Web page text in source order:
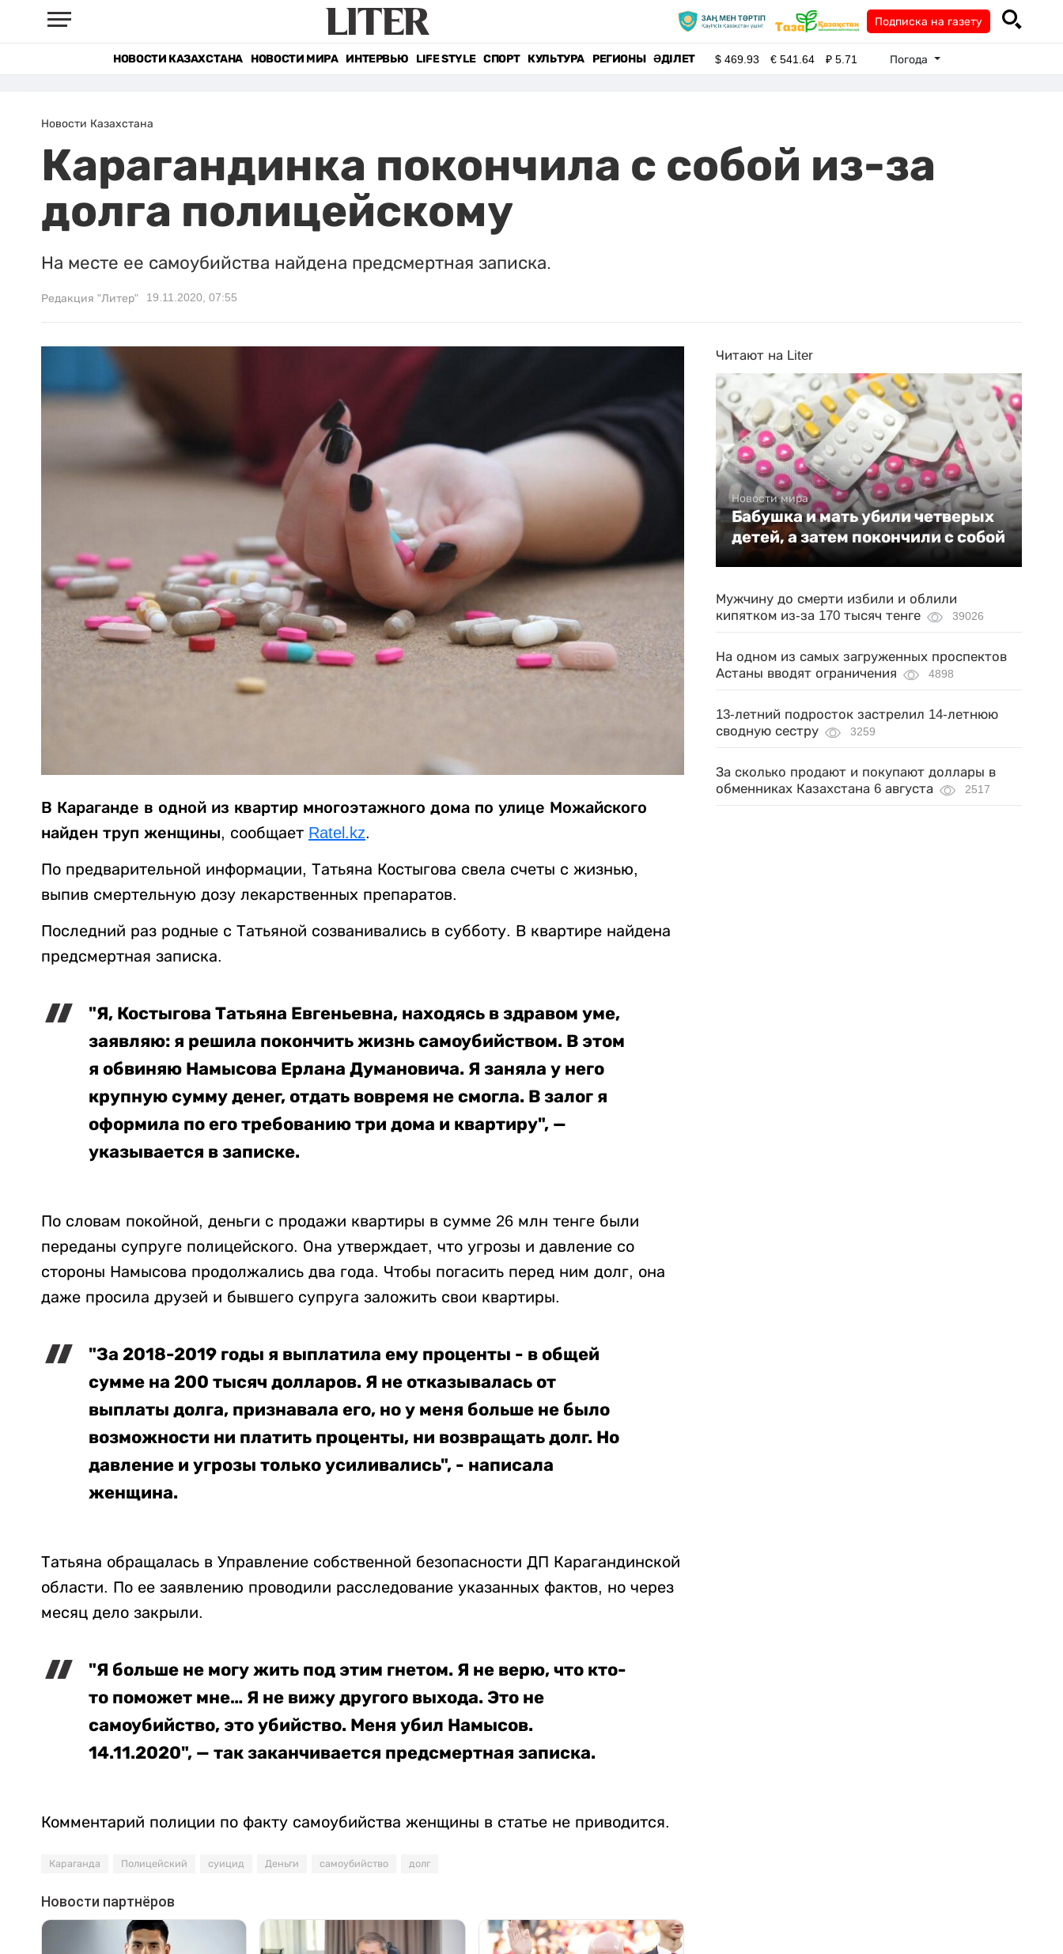
Подписка на газету
НОВОСТИ КАЗАХСТАНА НОВОСТИ МИРА ИНТЕРВЬЮ LIFE STYLE СПОРТ КУЛЬТУРА РЕГИОНЫ ӘДІЛЕТ $469.93 €541.64 ₽5.71 Погода
Новости Казахстана
Карагандинка покончила с собой из-за
долга полицейскому
На месте ее самоубийства найдена предсмертная записка.
Редакция "Литер" 19.11.2020, 07:55
В Караганде в одной из квартир многоэтажного дома по улице Можайского
найден труп женщины, сообщает Ratel.kz.
По предварительной информации, Татьяна Костыгова свела счеты с жизнью,
выпив смертельную дозу лекарственных препаратов.
Последний раз родные с Татьяной созванивались в субботу. В квартире найдена
предсмертная записка.
"Я, Костыгова Татьяна Евгеньевна, находясь в здравом уме,
заявляю: я решила покончить жизнь самоубийством. В этом
я обвиняю Намысова Ерлана Думановича. Я заняла у него
крупную сумму денег, отдать вовремя не смогла. В залог я
оформила по его требованию три дома и квартиру", —
указывается в записке.
По словам покойной, деньги с продажи квартиры в сумме 26 млн тенге были
переданы супруге полицейского. Она утверждает, что угрозы и давление со
стороны Намысова продолжались два года. Чтобы погасить перед ним долг, она
даже просила друзей и бывшего супруга заложить свои квартиры.
"За 2018-2019 годы я выплатила ему проценты - в общей
сумме на 200 тысяч долларов. Я не отказывалась от
выплаты долга, признавала его, но у меня больше не было
возможности ни платить проценты, ни возвращать долг. Но
давление и угрозы только усиливались", - написала
женщина.
Татьяна обращалась в Управление собственной безопасности ДП Карагандинской
области. По ее заявлению проводили расследование указанных фактов, но через
месяц дело закрыли.
"Я больше не могу жить под этим гнетом. Я не верю, что кто-
то поможет мне… Я не вижу другого выхода. Это не
самоубийство, это убийство. Меня убил Намысов.
14.11.2020", — так заканчивается предсмертная записка.
Комментарий полиции по факту самоубийства женщины в статье не приводится.
Караганда Полицейский суицид Деньги самоубийство долг
Читают на Liter
Новости мира
Бабушка и мать убили четверых
детей, а затем покончили с собой
Мужчину до смерти избили и облили
кипятком из-за 170 тысяч тенге
39026
На одном из самых загруженных проспектов
Астаны вводят ограничения
4898
13-летний подросток застрелил 14-летнюю
сводную сестру
3259
За сколько продают и покупают доллары в
обменниках Казахстана 6 августа
2517